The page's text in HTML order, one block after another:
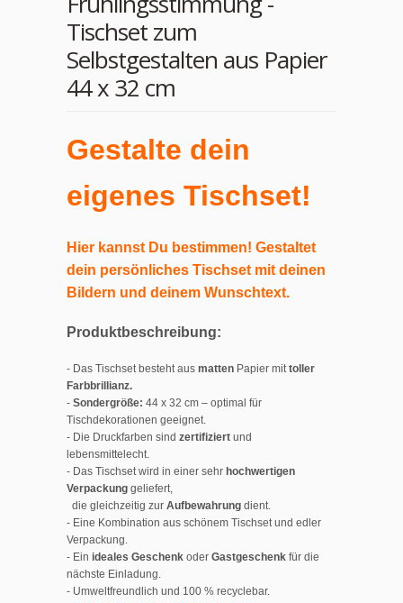
Tischset zum
Selbstgestalten aus Papier
44 x 32 cm
Gestalte dein
eigenes Tischset!
Hier kannst Du bestimmen! Gestaltet
dein persönliches Tischset mit deinen
Bildern und deinem Wunschtext.
Produktbeschreibung:
- Das Tischset besteht aus matten Papier mittoller
Farbbrillianz.
- Sondergröße: 44 x 32 cm – optimal für
Tischdekorationen geeignet.
- Die Druckfarben sind zertifiziert und
lebensmittelecht.
- Das Tischset wird in einer sehr hochwertigen
Verpackung geliefert,
die gleichzeitig zur Aufbewahrung dient.
- Eine Kombination aus schönem Tischset und edler
Verpackung.
- Ein ideales Geschenk oder Gastgeschenk für die
nächste Einladung.
- Umweltfreundlich und 100 % recyclebar.